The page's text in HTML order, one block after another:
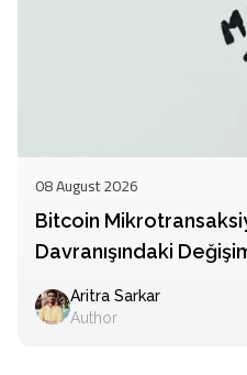
08 August 2026
Bitcoin
Davranışındaki
Aritra Sarkar
Author